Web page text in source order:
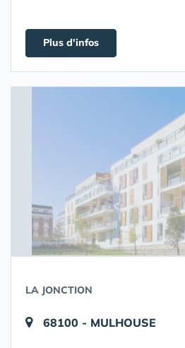
Plus d'infos
LA JONCTION
68100 - MULHOUSE